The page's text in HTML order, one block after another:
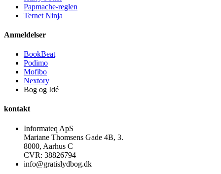
Papmache-reglen
Ternet Ninja
Anmeldelser
BookBeat
Podimo
Mofibo
Nextory
Bog og Idé
kontakt
Informateq ApS
Mariane Thomsens Gade 4B, 3.
8000, Aarhus C
CVR: 38826794
info@gratislydbog.dk